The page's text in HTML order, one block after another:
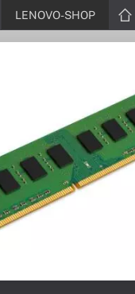
LENOVO-SHOP